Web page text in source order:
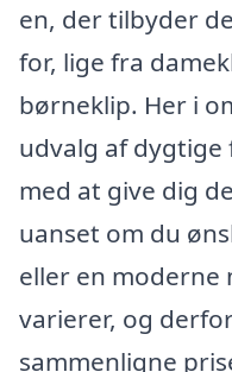
en, der tilbyder
for, lige fra
børneklip. Her i
udvalg af
med at give dig
uanset om du
eller en moderne
varierer, og
sammenligne